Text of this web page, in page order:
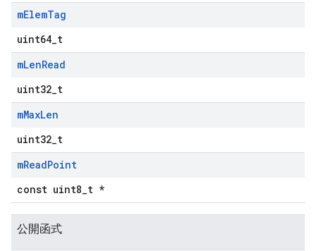
mElemTag
uint64_t
mLenRead
uint32_t
mMaxLen
uint32_t
mReadPoint
const uint8_t *
公開函式